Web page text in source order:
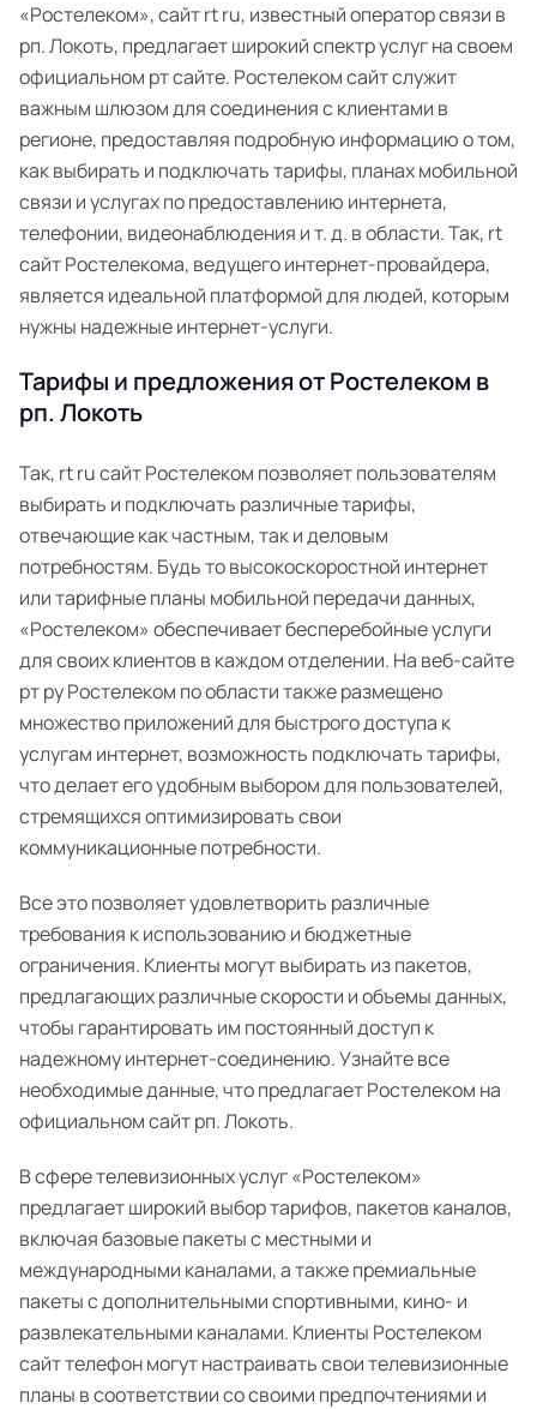
«Ростелеком», сайт rt ru, известный оператор связи в
рп. Локоть, предлагает широкий спектр услуг на своем
официальном рт сайте. Ростелеком сайт служит
важным шлюзом для соединения с клиентами в
регионе, предоставляя подробную информацию о том,
как выбирать и подключать тарифы, планах мобильной
связи и услугах по предоставлению интернета,
телефонии, видеонаблюдения и т. д. в области. Так, rt
сайт Ростелекома, ведущего интернет-провайдера,
является идеальной платформой для людей, которым
нужны надежные интернет-услуги.
Тарифы и предложения от Ростелеком в
рп. Локоть
Так, rt ru сайт Ростелеком позволяет пользователям
выбирать и подключать различные тарифы,
отвечающие как частным, так и деловым
потребностям. Будь то высокоскоростной интернет
или тарифные планы мобильной передачи данных,
«Ростелеком» обеспечивает бесперебойные услуги
для своих клиентов в каждом отделении. На веб-сайте
рт ру Ростелеком по области также размещено
множество приложений для быстрого доступа к
услугам интернет, возможность подключать тарифы,
что делает его удобным выбором для пользователей,
стремящихся оптимизировать свои
коммуникационные потребности.
Все это позволяет удовлетворить различные
требования к использованию и бюджетные
ограничения. Клиенты могут выбирать из пакетов,
предлагающих различные скорости и объемы данных,
чтобы гарантировать им постоянный доступ к
надежному интернет-соединению. Узнайте все
необходимые данные, что предлагает Ростелеком на
официальном сайт рп. Локоть.
В сфере телевизионных услуг «Ростелеком»
предлагает широкий выбор тарифов, пакетов каналов,
включая базовые пакеты с местными и
международными каналами, а также премиальные
пакеты с дополнительными спортивными, кино- и
развлекательными каналами. Клиенты Ростелеком
сайт телефон могут настраивать свои телевизионные
планы в соответствии со своими предпочтениями и